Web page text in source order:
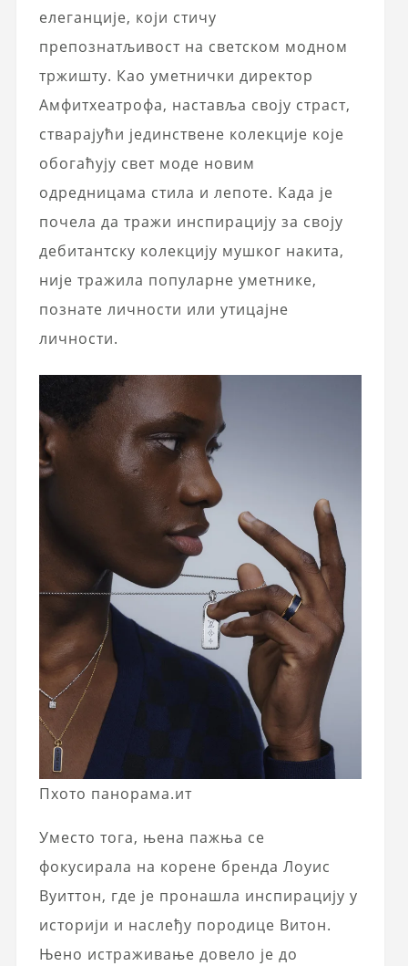
елеганције, који стичу
препознатљивост на светском модном
тржишту. Као уметнички директор
Амфитхеатрофа, наставља своју страст,
стварајући јединствене колекције које
обогаћују свет моде новим
одредницама стила и лепоте. Када је
почела да тражи инспирацију за своју
дебитантску колекцију мушког накита,
није тражила популарне уметнике,
познате личности или утицајне
личности.
Пхото панорама.ит
Уместо тога, њена пажња се
фокусирала на корене бренда Лоуис
Вуиттон, где је пронашла инспирацију у
историји и наслеђу породице Витон.
Њено истраживање довело је до